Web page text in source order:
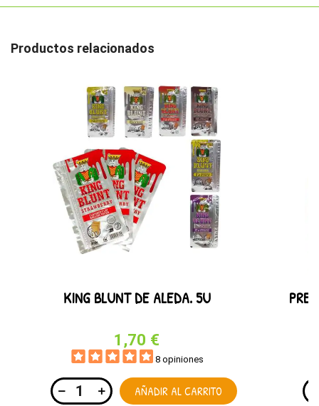
Productos relacionados
KING BLUNT DE ALEDA. 5U
1,70 €
8 opiniones
AÑADIR AL CARRITO